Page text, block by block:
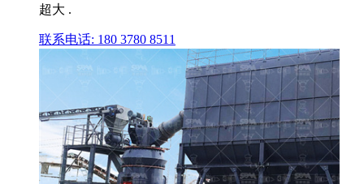
超大 .
联系电话: 180 3780 8511